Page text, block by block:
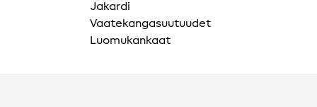
Jakardi
Vaatekangasuutuudet
Luomukankaat